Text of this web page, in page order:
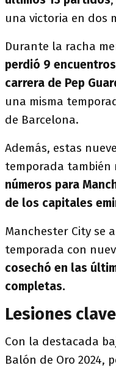
una victoria en dos
Durante la racha
perdió 9 encuentros
carrera de Pep
una misma
de Barcelona.
Además, estas
temporada también
números para
de los capitales
Manchester City se
temporada con
cosechó en las
completas.
Lesiones
Con la destacada
Balón de Oro 2024,